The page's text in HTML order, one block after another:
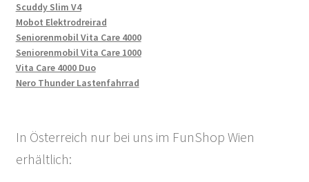
Scuddy Slim V4
Mobot Elektrodreirad
Seniorenmobil Vita Care 4000
Seniorenmobil Vita Care 1000
Vita Care 4000 Duo
Nero Thunder Lastenfahrrad
In Österreich nur bei uns im FunShop Wien
erhältlich: